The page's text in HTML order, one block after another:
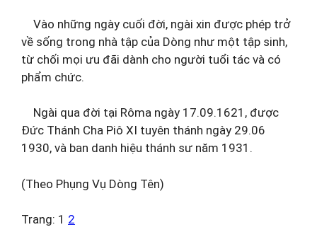
Vào những ngày cuối đời, ngài xin được phép trở
về sống trong nhà tập của Dòng như một tập sinh,
từ chối mọi ưu đãi dành cho người tuổi tác và có
phẩm chức.
Ngài qua đời tại Rôma ngày 17.09.1621, được
Đức Thánh Cha Piô XI tuyên thánh ngày 29.06
1930, và ban danh hiệu thánh sư năm 1931.
(Theo Phụng Vụ Dòng Tên)
Trang: 1 2